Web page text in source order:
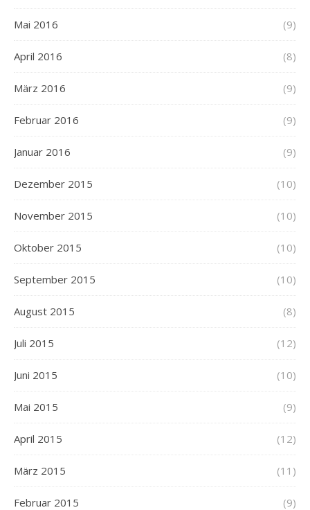
Mai 2016 (9)
April 2016 (8)
März 2016 (9)
Februar 2016 (9)
Januar 2016 (9)
Dezember 2015 (10)
November 2015 (10)
Oktober 2015 (10)
September 2015 (10)
August 2015 (8)
Juli 2015 (12)
Juni 2015 (10)
Mai 2015 (9)
April 2015 (12)
März 2015 (11)
Februar 2015 (9)